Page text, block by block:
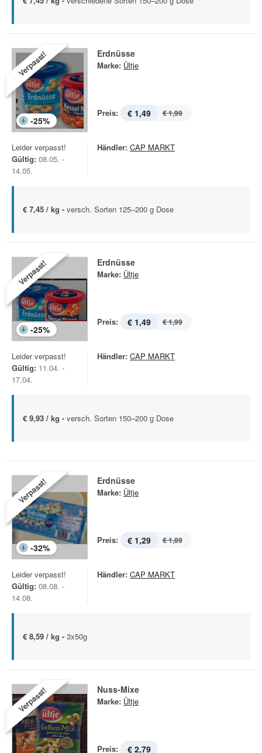
Verpasst!
-25%
Erdnüsse
Marke: Ültje
Preis: € 1,49 € 1,99
Leider verpasst!
Gültig: 08.05. -
14.05.
Händler: CAP MARKT
€ 7,45 / kg - versch. Sorten 125–200 g Dose
Verpasst!
-25%
Erdnüsse
Marke: Ültje
Preis: € 1,49 € 1,99
Leider verpasst!
Gültig: 11.04. -
17.04.
Händler: CAP MARKT
€ 9,93 / kg - versch. Sorten 150–200 g Dose
Verpasst!
-32%
Erdnüsse
Marke: Ültje
Preis: € 1,29 € 1,89
Leider verpasst!
Gültig: 08.08. -
14.08.
Händler: CAP MARKT
€ 8,59 / kg - 3x50g
Verpasst! Nuss-Mixe
Marke: Ültje
Preis: € 2,79